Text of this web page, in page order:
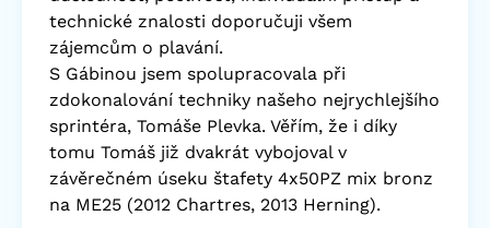
technické znalosti doporučuji všem
zájemcům o plavání.
S Gábinou jsem spolupracovala při
zdokonalování techniky našeho nejrychlejšího
sprintéra, Tomáše Plevka. Věřím, že i díky
tomu Tomáš již dvakrát vybojoval v
závěrečném úseku štafety 4x50PZ mix bronz
na ME25 (2012 Chartres, 2013 Herning).